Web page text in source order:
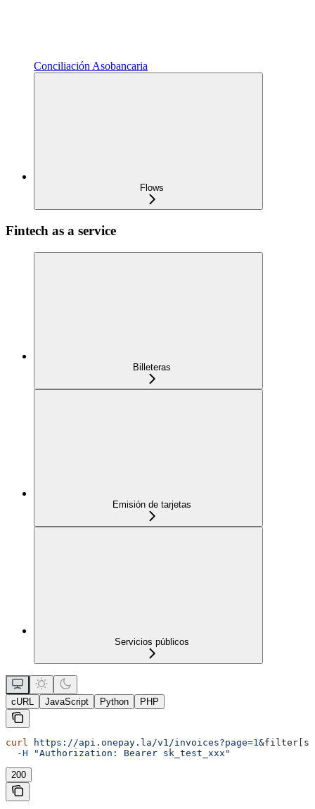
Conciliación Asobancaria
Flows
Fintech as a service
Billeteras
Emisión de tarjetas
Servicios públicos
cURL JavaScript Python PHP
curl https://api.onepay.la/v1/invoices?page=1 &filter
  -H
"Authorization: Bearer sk_test_xxx"
200